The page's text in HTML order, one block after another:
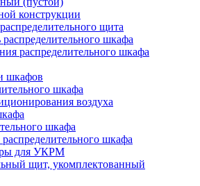
конструкции
щита
распределительного шкафа
распределительного шкафа
шкафов
шкафа
воздуха
шкафа
шкафа
для УКРМ
щит, укомплектованный